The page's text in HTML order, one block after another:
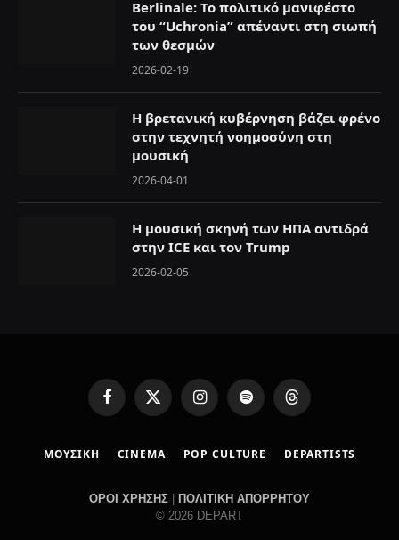
Berlinale: Το πολιτικό μανιφέστο
του “Uchronia” απέναντι στη σιωπή
των θεσμών
2026-02-19
Η βρετανική κυβέρνηση βάζει φρένο
στην τεχνητή νοημοσύνη στη
μουσική
2026-04-01
Η μουσική σκηνή των ΗΠΑ αντιδρά
στην ICE και τον Trump
2026-02-05
F
o
X
w
t
e
I
t
r
a
S
t
y
T
e
s
ΜΟΥΣΙΚΗ CINEMA POP CULTURE DEPARTISTS
ΟΡΟΙ ΧΡΗΣΗΣ
ΠΟΛΙΤΙΚΗ ΑΠΟΡΡΗΤΟΥ
© 2026 DEPART